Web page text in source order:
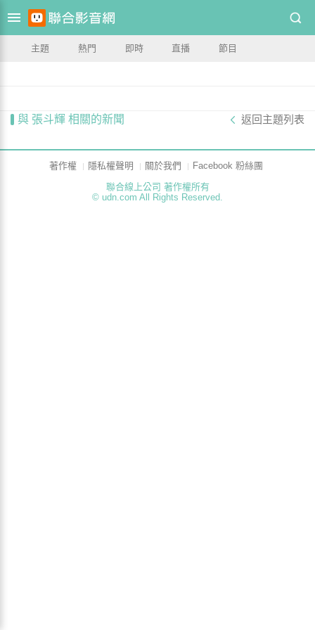
主題 熱門 即時 直播 節目
與 張斗輝 相關的新聞 返回主題列表
著作權 隱私權聲明 關於我們
Facebook 粉絲團
聯合線上公司 著作權所有
© udn.com All Rights Reserved.